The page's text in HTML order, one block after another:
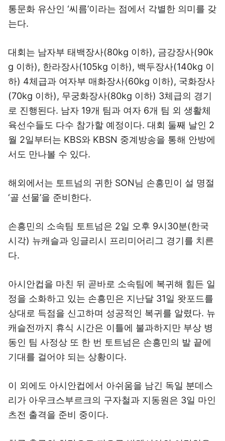
통문화 유산인 ‘씨름’이라는 점에서 각별한 의미를 갖
는다.
대회는 남자부 태백장사(80kg 이하), 금강장사(90k
g 이하), 한라장사(105kg 이하), 백두장사(140kg 이
하) 4체급과 여자부 매화장사(60kg 이하), 국화장사
(70kg 이하), 무궁화장사(80kg 이하) 3체급의 경기
로 진행된다. 남자 19개 팀과 여자 6개 팀 외 생활체
육선수들도 다수 참가할 예정이다. 대회 둘째 날인 2
월 2일부터는 KBS와 KBSN 중계방송을 통해 안방에
서도 만나볼 수 있다.
해외에서는 토트넘의 귀한 SON님 손흥민이 설 명절
‘골 선물’을 준비한다.
손흥민의 소속팀 토트넘은 2일 오후 9시30분(한국
시각) 뉴캐슬과 잉글리시 프리미어리그 경기를 치른
다.
아시안컵을 마친 뒤 곧바로 소속팀에 복귀해 힘든 일
정을 소화하고 있는 손흥민은 지난달 31일 왓포드를
상대로 득점을 신고하며 성공적인 복귀를 알렸다. 뉴
캐슬전까지 휴식 시간은 이틀에 불과하지만 부상 병
동인 팀 사정상 또 한 번 토트넘은 손흥민의 발 끝에
기대를 걸어야 되는 상황이다.
이 외에도 아시안컵에서 아쉬움을 남긴 독일 분데스
리가 아우크스부르크의 구자철과 지동원은 3일 마인
츠전 출격을 준비 중이다.